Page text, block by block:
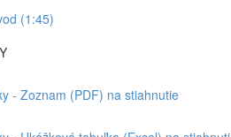
(1:45)
- Zoznam (PDF) na stiahnutie